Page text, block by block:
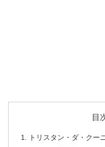
目
トリスタン・ダ・ク